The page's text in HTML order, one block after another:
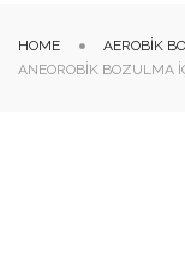
HOME AEROBIK
ANEOROBIK BOZULMA